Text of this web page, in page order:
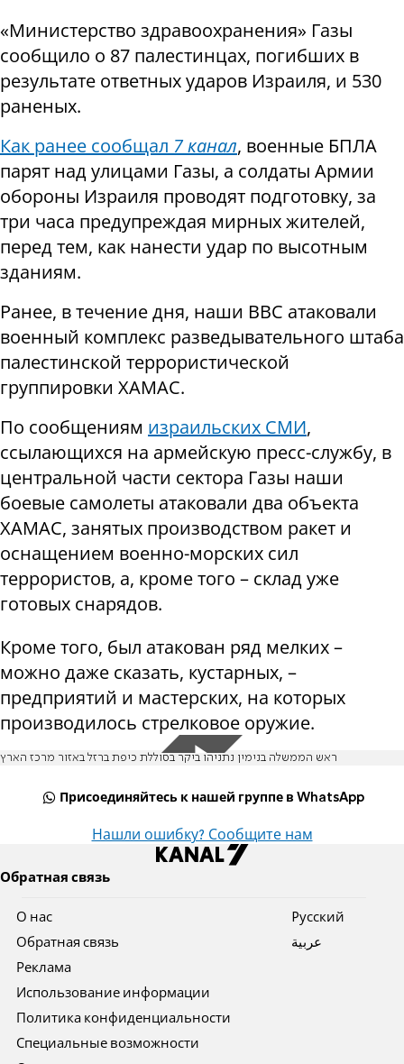
«Министерство здравоохранения» Газы
сообщило о 87 палестинцах, погибших в
результате ответных ударов Израиля, и 530
раненых.
Как ранее сообщал 7 канал, военные БПЛА
парят над улицами Газы, а солдаты Армии
обороны Израиля проводят подготовку, за
три часа предупреждая мирных жителей,
перед тем, как нанести удар по высотным
зданиям.
Ранее, в течение дня, наши ВВС атаковали
военный комплекс разведывательного штаба
палестинской террористической
группировки ХАМАС.
По сообщениям израильских СМИ,
ссылающихся на армейскую пресс-службу, в
центральной части сектора Газы наши
боевые самолеты атаковали два объекта
ХАМАС, занятых производством ракет и
оснащением военно-морских сил
террористов, а, кроме того – склад уже
готовых снарядов.
Кроме того, был атакован ряд мелких –
можно даже сказать, кустарных, –
предприятий и мастерских, на которых
производилось стрелковое оружие.
ראש הממשלה בנימין נתניהו ביקר בסוללת כיפת ברזל באזור מרכז הארץ
Присоединяйтесь к нашей группе в WhatsApp
Нашли ошибку? Сообщите нам
Обратная связь
О нас
Обратная связь
Реклама
Использование информации
Политика конфиденциальности
Специальные возможности
Pусский
عربية